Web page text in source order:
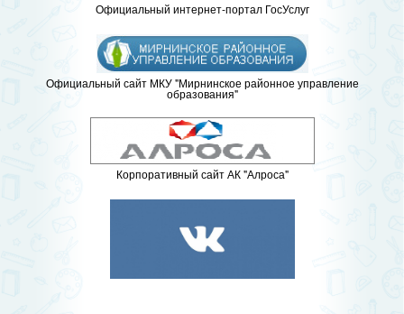
Официальный интернет-портал ГосУслуг
Официальный сайт МКУ "Мирнинское районное управление
образования"
Корпоративный сайт АК "Алроса"